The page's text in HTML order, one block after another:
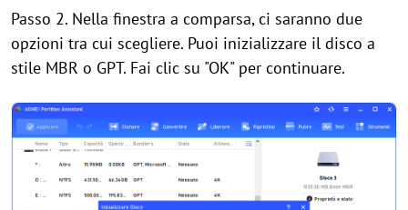
Passo 2. Nella finestra a comparsa, ci saranno due
opzioni tra cui scegliere. Puoi inizializzare il disco a
stile MBR o GPT. Fai clic su "OK" per continuare.